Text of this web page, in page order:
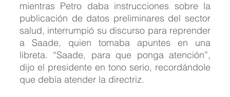
mientras Petro daba instrucciones sobre la
publicación de datos preliminares del sector
salud, interrumpió su discurso para reprender
a Saade, quien tomaba apuntes en una
libreta. “Saade, para que ponga atención”,
dijo el presidente en tono serio, recordándole
que debía atender la directriz.